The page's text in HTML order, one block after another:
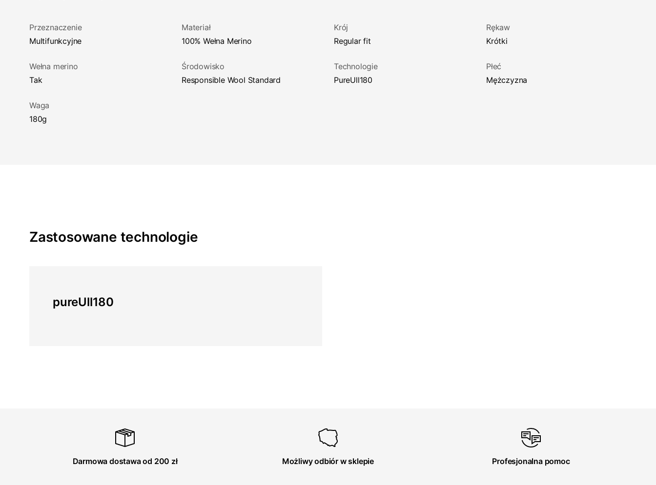
Przeznaczenie
Multifunkcyjne
Materiał
100% Wełna Merino
Krój
regular fit
Rękaw
Krótki
Wełna merino
Tak
Środowisko
Responsible Wool Standard
Technologie
pureUll180
Płeć
Mężczyzna
Waga
180g
Zastosowane technologie
pureUll180
Darmowa dostawa od 200 zł Możliwy odbiór w sklepie Profesjonalna pomoc